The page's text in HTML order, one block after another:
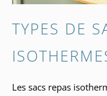
TYPES DE
Les sacs repas